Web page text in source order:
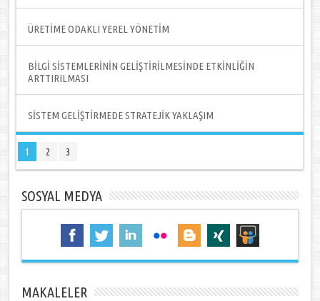
ÜRETİME ODAKLI YEREL YÖNETİM
BİLGİ SİSTEMLERİNİN GELİŞTİRİLMESİNDE ETKİNLİĞİN
ARTTIRILMASI
SİSTEM GELİŞTİRMEDE STRATEJİK YAKLAŞIM
1 2 3
SOSYAL MEDYA
MAKALELER